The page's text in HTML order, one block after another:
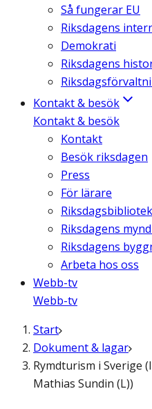
Så fungerar EU
Riksdagens
Demokrati
Riksdagens
Kontakt & besök
Kontakt & besök
Kontakt
Besök riksdagen
Press
För lärare
Riksdagens
Riksdagens
Arbeta hos oss
Webb-tv
Webb-tv
Start
Dokument & lagar
Rymdturism i Sverige
Mathias Sundin (L))